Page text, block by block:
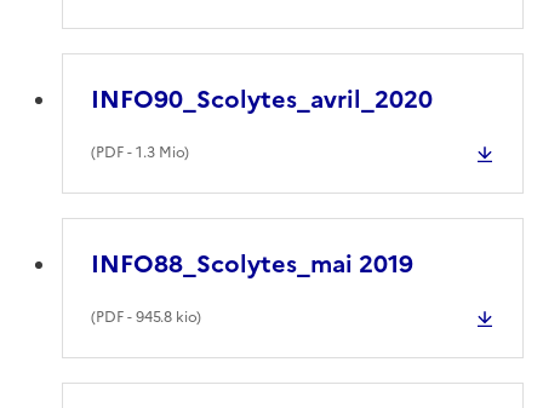
INFO90_Scolytes_avril_2020
(PDF- 1.3 Mio)
INFO88_Scolytes_mai 2019
(PDF- 945.8 kio)